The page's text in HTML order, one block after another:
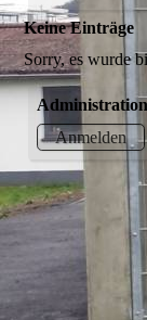
Keine Einträge
Sorry, es wurde
Administration
Anmelden